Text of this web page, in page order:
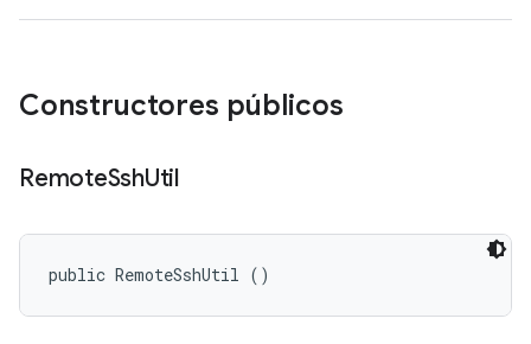
Constructores públicos
RemoteSshUtil
public RemoteSshUtil ()